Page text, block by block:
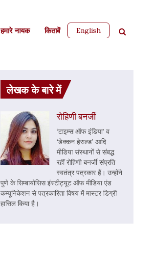
हमारे नायक किताबें English
लेखक के बारे में
रोहिणी बनर्जी
‘टाइम्स ऑफ इंडिया’ व
‘डेक्कन हेराल्ड’ आदि
मीडिया संस्थानों से संबद्ध
रहीं रोहिणी बनर्जी संप्रति
स्वतंत्र पत्रकार हैं। उन्होंने
पुणे के सिम्बायोसिस इंस्टीट्यूट ऑफ मीडिया एंड
कम्यूनिकेशन से पत्रकारिता विषय में मास्टर डिग्री
हासिल किया है।